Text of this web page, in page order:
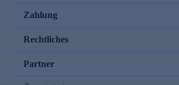
Zahlung
Rechtliches
Partner